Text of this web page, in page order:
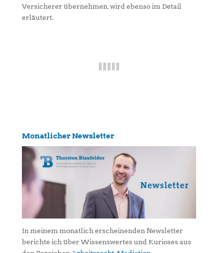
Versicherer übernehmen, wird ebenso im Detail
erläutert.
Monatlicher Newsletter
In meinem monatlich erscheinenden Newsletter
berichte ich über Wissenswertes und Kurioses aus